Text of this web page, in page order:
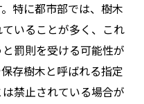
特に都市部では、樹木
いることが多く、これ
罰則を受ける可能性が
存樹木と呼ばれる指定
禁止されている場合が